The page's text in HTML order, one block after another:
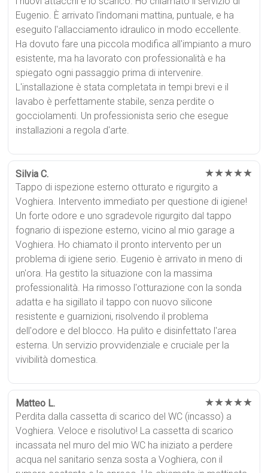
Eugenio. È arrivato l'indomani mattina, puntuale, e ha
eseguito l'allacciamento idraulico in modo eccellente.
Ha dovuto fare una piccola modifica all'impianto a muro
esistente, ma ha lavorato con professionalità e ha
spiegato ogni passaggio prima di intervenire.
L'installazione è stata completata in tempi brevi e il
lavabo è perfettamente stabile, senza perdite o
gocciolamenti. Un professionista serio che esegue
installazioni a regola d'arte.
Silvia C. ★★★★★
Tappo di ispezione esterno otturato e rigurgito a
Voghiera. Intervento immediato per questione di igiene!
Un forte odore e uno sgradevole rigurgito dal tappo
fognario di ispezione esterno, vicino al mio garage a
Voghiera. Ho chiamato il pronto intervento per un
problema di igiene serio. Eugenio è arrivato in meno di
un'ora. Ha gestito la situazione con la massima
professionalità. Ha rimosso l'otturazione con la sonda
adatta e ha sigillato il tappo con nuovo silicone
resistente e guarnizioni, risolvendo il problema
dell'odore e del blocco. Ha pulito e disinfettato l'area
esterna. Un servizio provvidenziale e cruciale per la
vivibilità domestica.
Matteo L. ★★★★★
Perdita dalla cassetta di scarico del WC (incasso) a
Voghiera. Veloce e risolutivo! La cassetta di scarico
incassata nel muro del mio WC ha iniziato a perdere
acqua nel sanitario senza sosta a Voghiera, con il